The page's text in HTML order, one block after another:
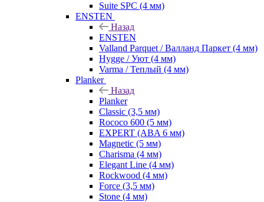
Suite SPC (4 мм)
ENSTEN
Назад
ENSTEN
Valland Parquet / Валланд Паркет (4 мм)
Hygge / Уют (4 мм)
Varma / Теплый (4 мм)
Planker
Назад
Planker
Classic (3,5 мм)
Rococo 600 (5 мм)
EXPERT (ABA 6 мм)
Magnetic (5 мм)
Charisma (4 мм)
Elegant Line (4 мм)
Rockwood (4 мм)
Force (3,5 мм)
Stone (4 мм)